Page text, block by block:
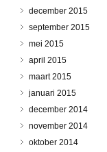
december 2015
september 2015
mei 2015
april 2015
maart 2015
januari 2015
december 2014
november 2014
oktober 2014